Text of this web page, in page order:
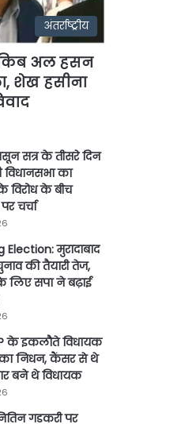
अंतर्राष्ट्रीय
अल हसन
शेख हसीना
सत्र के तीसरे दिन
विधानसभा का
विरोध के बीच
चर्चा
मुरादाबाद
की तैयारी तेज,
लिए सपा ने बढ़ाई
के इकलौते विधायक
निधन, कैंसर से थे
बने थे विधायक
गडकरी पर